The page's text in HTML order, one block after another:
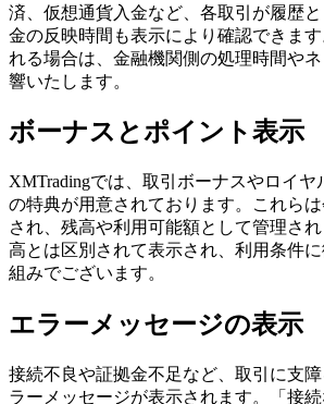
済、仮想通貨入金など、各取引が履歴
金の反映時間も表示により確認できま
れる場合は、金融機関側の処理時間や
響いたします。
ボーナスとポイント表示
XMTradingでは、取引ボーナスやロイ
の特典が用意されております。これら
され、残高や利用可能額として管理さ
高とは区別されて表示され、利用条件
組みでございます。
エラーメッセージの表示
接続不良や証拠金不足など、取引に支
ラーメッセージが表示されます。「接